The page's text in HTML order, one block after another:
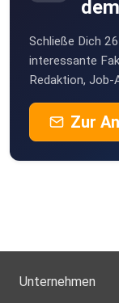
Schließe Dich
interessante
Redaktion, Job-
Zur
Unternehmen